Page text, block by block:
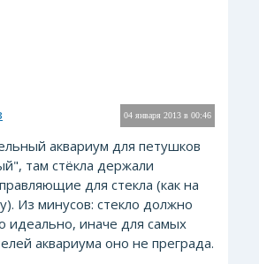
04 января 2013 в 00:46
аквариум для петушков
там стёкла держали
для стекла (как на
Из минусов: стекло должно
идеально, иначе для самых
аквариума оно не преграда.